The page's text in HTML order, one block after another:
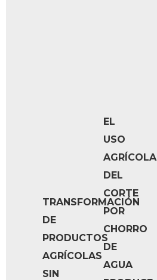
TRANSFORMACIÓN
DE
PRODUCTOS
AGRÍCOLAS
SIN
EL
USO
AGRÍCOLA
DEL
CORTE
POR
CHORRO
DE
AGUA